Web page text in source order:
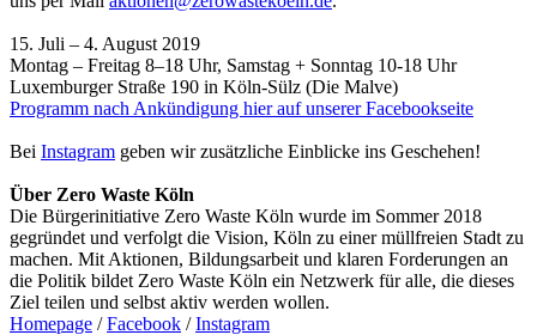
15. Juli – 4. August 2019
Montag – Freitag 8–18 Uhr, Samstag + Sonntag 10-18 Uhr
Luxemburger Straße 190 in Köln-Sülz (Die Malve)
Programm nach Ankündigung hier auf unserer Facebookseite
Bei Instagram geben wir zusätzliche Einblicke ins Geschehen!
Über Zero Waste Köln
Die Bürgerinitiative Zero Waste Köln wurde im Sommer 2018
gegründet und verfolgt die Vision, Köln zu einer müllfreien Stadt zu
machen. Mit Aktionen, Bildungsarbeit und klaren Forderungen an
die Politik bildet Zero Waste Köln ein Netzwerk für alle, die dieses
Ziel teilen und selbst aktiv werden wollen.
Homepage /Facebook /Instagram